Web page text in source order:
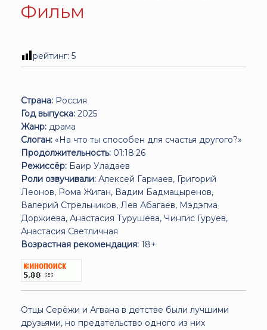
Фильм
рейтинг: 5
Страна: Россия
Год выпуска: 2025
Жанр: драма
Слоган: «На что ты способен для счастья другого?»
Продолжительность: 01:18:26
Режиссёр: Баир Уладаев
Роли озвучивали: Алексей Гармаев, Григорий
Леонов, Рома Жиган, Вадим Бадмацыренов,
Валерий Стрельников, Лев Абагаев, Мэдэгма
Доржиева, Анастасия Турушева, Чингис Гуруев,
Анастасия Светличная
Возрастная рекомендация: 18+
Отцы Серёжи и Агвана в детстве были лучшими
друзьями, но предательство одного из них